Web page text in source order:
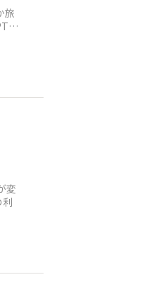
旅
ア
変